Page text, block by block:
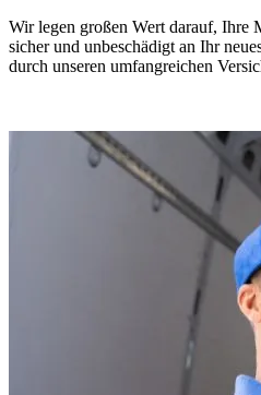
Wir legen großen Wert darauf, Ihre
sicher und unbeschädigt an Ihr
durch unseren umfangreichen